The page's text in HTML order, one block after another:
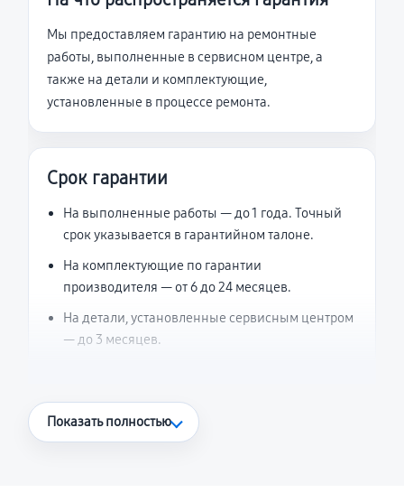
Мы предоставляем гарантию на ремонтные
работы, выполненные в сервисном центре, а
также на детали и комплектующие,
установленные в процессе ремонта.
Срок гарантии
На выполненные работы — до 1 года. Точный
срок указывается в гарантийном талоне.
На комплектующие по гарантии
производителя — от 6 до 24 месяцев.
На детали, установленные сервисным центром
— до 3 месяцев.
Что считается гарантийным случаем
Показать полностью